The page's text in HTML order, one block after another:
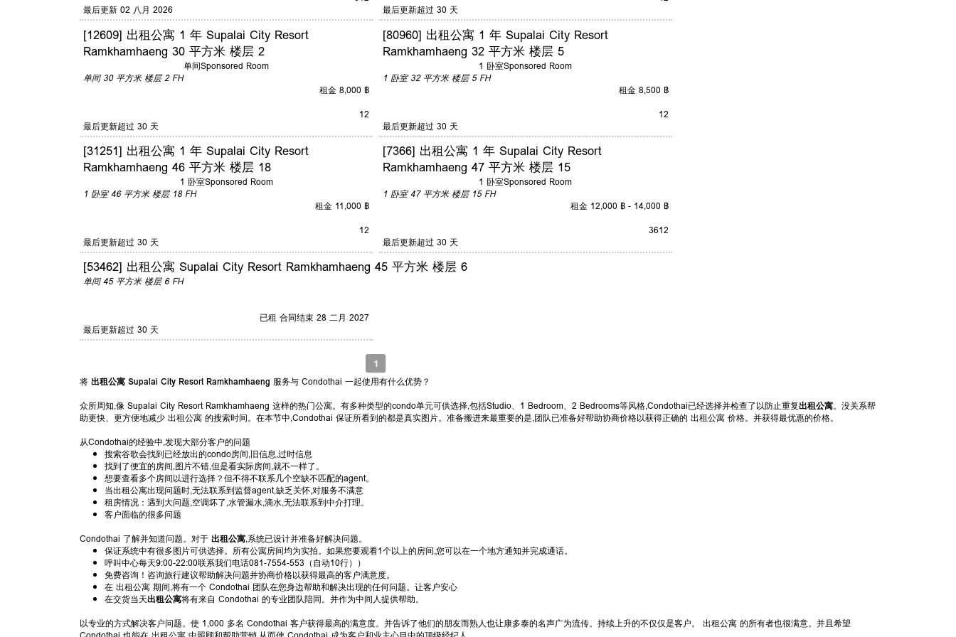
最后更新 02 八月 2026
最后更新超过 30 天
[12609] 出租公寓 1 年 Supalai City Resort
Ramkhamhaeng 30 平方米 楼层 2
单间Sponsored Room
单间 30 平方米 楼层 2 FH
租金 8,000 ฿
12
最后更新超过 30 天
[80960] 出租公寓 1 年 Supalai City Resort
Ramkhamhaeng 32 平方米 楼层 5
1 卧室Sponsored Room
1 卧室 32 平方米 楼层 5 FH
租金 8,500 ฿
12
最后更新超过 30 天
[31251] 出租公寓 1 年 Supalai City Resort
Ramkhamhaeng 46 平方米 楼层 18
1 卧室Sponsored Room
1 卧室 46 平方米 楼层 18 FH
租金 11,000 ฿
12
最后更新超过 30 天
[7366] 出租公寓 1 年 Supalai City Resort
Ramkhamhaeng 47 平方米 楼层 15
1 卧室Sponsored Room
1 卧室 47 平方米 楼层 15 FH
租金 12,000 ฿ - 14,000 ฿
3612
最后更新超过 30 天
[53462] 出租公寓 Supalai City Resort Ramkhamhaeng 45 平方米 楼层 6
单间 45 平方米 楼层 6 FH
已租 合同结束 28 二月 2027
最后更新超过 30 天
1
将 出租公寓 Supalai City Resort Ramkhamhaeng 服务与 Condothai 一起使用有什么优势？
众所周知,像 Supalai City Resort Ramkhamhaeng 这样的热门公寓。有多种类型的condo单元可供选择,包括Studio、1 Bedroom、2 Bedrooms等风格,Condothai已经选择并检查了以防止重复出租公寓。没关系帮
助更快、更方便地减少 出租公寓 的搜索时间。在本节中,Condothai 保证所看到的都是真实图片。准备搬进来最重要的是,团队已准备好帮助协商价格以获得正确的 出租公寓 价格。并获得最优惠的价格。
从Condothai的经验中,发现大部分客户的问题
搜索谷歌会找到已经放出的condo房间,旧信息,过时信息
找到了便宜的房间,图片不错,但是看实际房间,就不一样了。
想要查看多个房间以进行选择？但不得不联系几个空缺不匹配的agent。
当出租公寓出现问题时,无法联系到监督agent,缺乏关怀,对服务不满意
租房情况：遇到大问题,空调坏了,水管漏水,滴水,无法联系到中介打理。
客户面临的很多问题
Condothai 了解并知道问题。对于 出租公寓,系统已设计并准备好解决问题。
保证系统中有很多图片可供选择。所有公寓房间均为实拍。如果您要观看1个以上的房间,您可以在一个地方通知并完成通话。
呼叫中心每天9:00-22:00联系我们电话081-7554-553（自动10行））
免费咨询！咨询旅行建议帮助解决问题并协商价格以获得最高的客户满意度。
在 出租公寓 期间,将有一个 Condothai 团队在您身边帮助和解决出现的任何问题。让客户安心
在交货当天出租公寓将有来自 Condothai 的专业团队陪同。并作为中间人提供帮助。
以专业的方式解决客户问题。使 1,000 多名 Condothai 客户获得最高的满意度。并告诉了他们的朋友而熟人也让康多泰的名声广为流传。持续上升的不仅仅是客户。 出租公寓 的所有者也很满意。并且希望